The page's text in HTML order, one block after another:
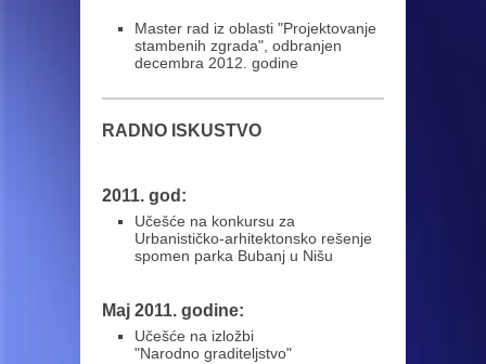
Master rad iz oblasti "Projektovanje
stambenih zgrada", odbranjen
decembra 2012. godine
RADNO ISKUSTVO
2011. god:
Učešće na konkursu za
Urbanističko-arhitektonsko rešenje
spomen parka Bubanj u Nišu
Maj 2011. godine:
Učešće na izložbi
"Narodno graditeljstvo"